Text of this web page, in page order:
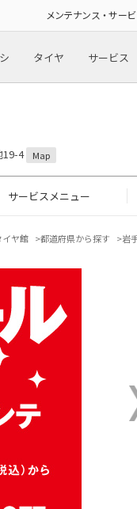
メンテナンス・サー
タイヤ サービス
19-4 Map
サービスメニュー
イヤ館 都道府県から探す 岩